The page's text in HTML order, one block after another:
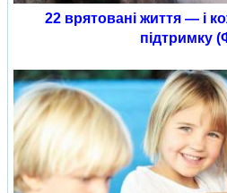
22 врятовані життя — і
підтримку